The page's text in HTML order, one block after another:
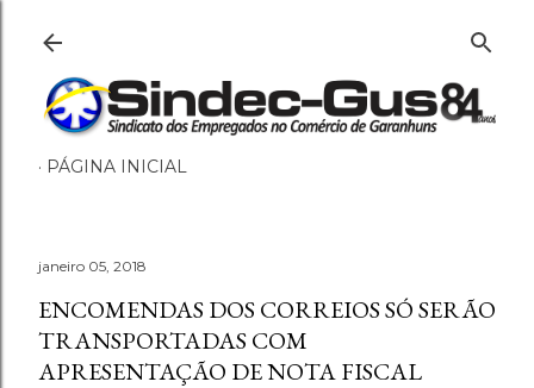
PÁGINA INICIAL
janeiro 05, 2018
ENCOMENDAS DOS CORREIOS SÓ SERÃO
TRANSPORTADAS COM
APRESENTAÇÃO DE NOTA FISCAL